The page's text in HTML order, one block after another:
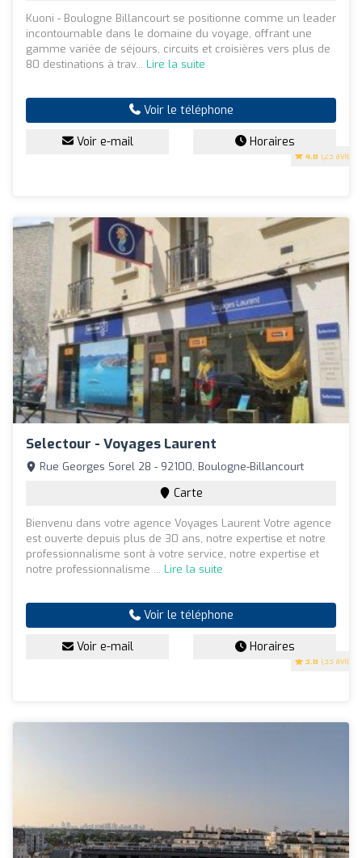
4.8 (23 avis)
Kuoni - Boulogne Billancourt se positionne comme un leader
incontournable dans le domaine du voyage, offrant une
gamme variée de séjours, circuits et croisières vers plus de
80 destinations à trav... Lire la suite
Voir le téléphone
Voir e-mail Horaires
Selectour - Voyages Laurent
3.8 (33 avis)
Rue Georges Sorel 28 - 92100, Boulogne-Billancourt
Carte
Bienvenu dans votre agence Voyages Laurent Votre agence
est ouverte depuis plus de 30 ans, notre expertise et notre
professionnalisme sont à votre service, notre expertise et
notre professionnalisme ... Lire la suite
Voir le téléphone
Voir e-mail Horaires